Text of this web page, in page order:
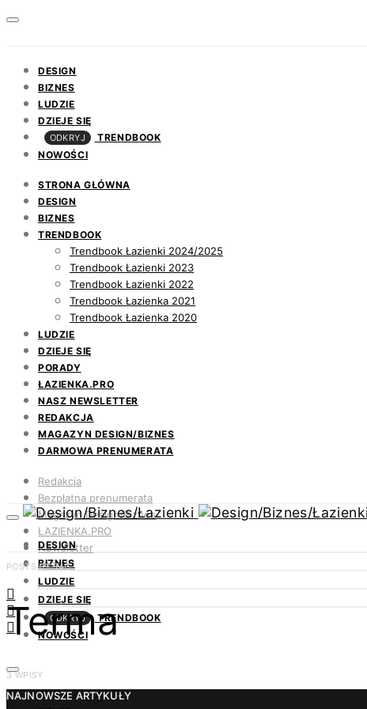
DESIGN
BIZNES
LUDZIE
DZIEJE SIĘ
ODKRYJ
TRENDBOOK
NOWOŚCI
STRONA GŁÓWNA
DESIGN
BIZNES
TRENDBOOK
Trendbook Łazienki 2024/2025
Trendbook Łazienki 2023
Trendbook Łazienki 2022
Trendbook Łazienka 2021
Trendbook Łazienka 2020
LUDZIE
DZIEJE SIĘ
PORADY
ŁAZIENKA.PRO
NASZ NEWSLETTER
REDAKCJA
MAGAZYN DESIGN/BIZNES
DARMOWA PRENUMERATA
Redakcja
Bezpłatna prenumerata
Magazyn Design/Biznes
ŁAZIENKA.PRO
Newsletter
Kontakt
DESIGN
BIZNES
LUDZIE
DZIEJE SIĘ
ODKRYJ
TRENDBOOK
NOWOŚCI
NAJNOWSZE ARTYKUŁY
POSTS BY TAG
Terma
3 WPISY